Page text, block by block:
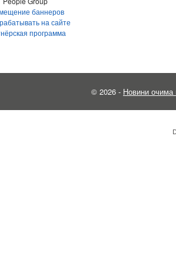
баннеров
на сайте
программа
© 2026 - Новини очима